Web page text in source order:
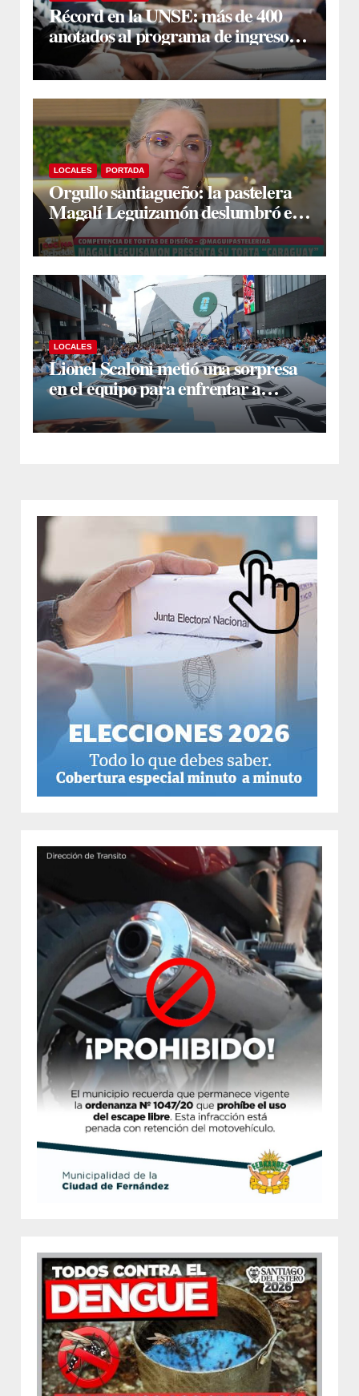
Récord en la UNSE: más de 400
anotados al programa de ingreso
sin secundario
LOCALES PORTADA
Orgullo santiagueño: la pastelera
Magalí Leguizamón deslumbró en
Canal 13 con su torta “Caraguay” y
ganó la competencia
LOCALES
Lionel Scaloni metió una sorpresa
en el equipo para enfrentar a
Inglaterra: Giuliano Simeone
reemplazará a Rodrigo De Paul